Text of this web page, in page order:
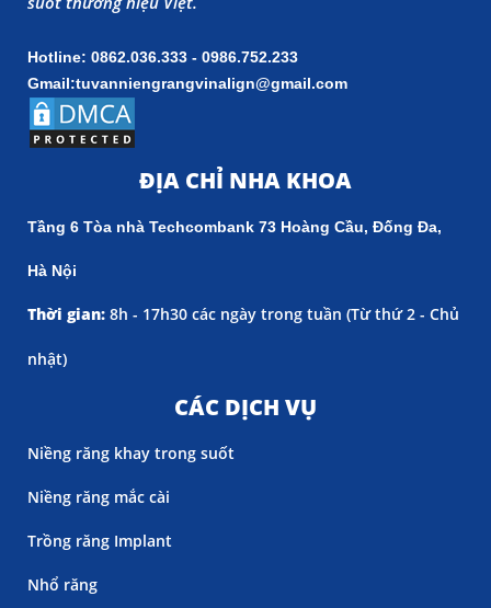
Hotline: 0862.036.333 - 0986.752.233
Gmail:tuvanniengrangvinalign@gmail.com
ĐỊA CHỈ NHA KHOA
Tầng 6 Tòa nhà Techcombank 73 Hoàng Cầu, Đống Đa,
Hà Nội
Thời gian: 8h - 17h30 các ngày trong tuần (Từ thứ 2 - Chủ
nhật)
CÁC DỊCH VỤ
Niềng răng khay trong suốt
Niềng răng mắc cài
Trồng răng Implant
Nhổ răng